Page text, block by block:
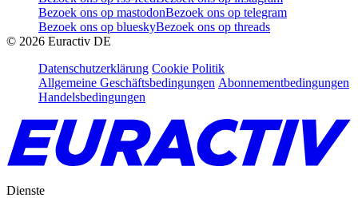
Bezoek ons op mastodonBezoek ons op telegram
Bezoek ons op blueskyBezoek ons op threads
© 2026 Euractiv DE
Datenschutzerklärung Cookie Politik
Allgemeine Geschäftsbedingungen Abonnementbedingungen
Handelsbedingungen
Dienste